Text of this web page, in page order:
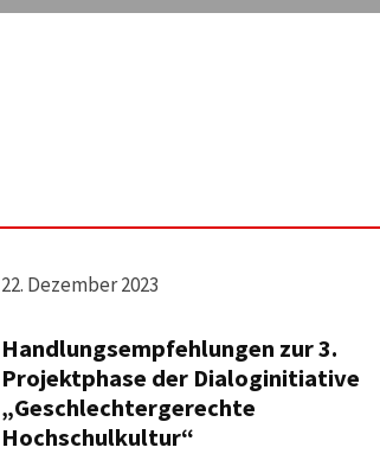
22. Dezember 2023
Handlungsempfehlungen zur 3.
Projektphase der Dialoginitiative
„Geschlechtergerechte
Hochschulkultur“